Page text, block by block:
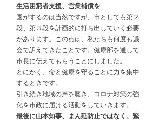
生活困窮者支援、営業補償を
国がするのは当然ですが、市としても第２
段、第３段を計画的に打ち出していく必要
があります。この点は、私たちも何度も議
会で訴えてきたことです。健康部を通して
市長に伝えてもらうことにしました。
とにかく、命と健康を守ることに力を集中
するときです。
引き続き地域の声を聴き、コロナ対策の強
化を市政に届ける活動をしていきます。
最後に山本知事、まん延防止ではなく、緊